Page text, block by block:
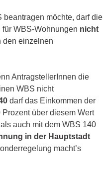
möchte, darf die
für WBS-Wohnungen nicht
den einzelnen
AntragstellerInnen die
WBS nicht
darf das Einkommen der
über diesem Wert
auch mit dem WBS 140
in der Hauptstadt
macht’s